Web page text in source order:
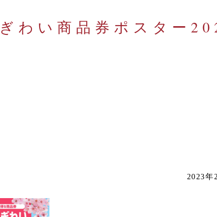
わい商品券ポスター
2023年